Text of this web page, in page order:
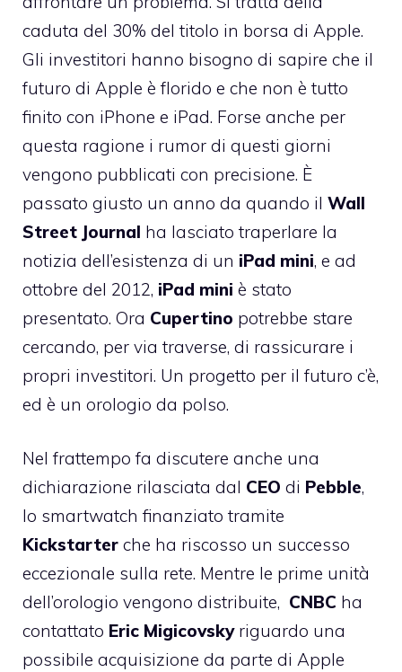
caduta del 30% del titolo in borsa di Apple.
Gli investitori hanno bisogno di sapire che il
futuro di Apple è florido e che non è tutto
finito con iPhone e iPad. Forse anche per
questa ragione i rumor di questi giorni
vengono pubblicati con precisione. È
passato giusto un anno da quando il Wall
Street Journal ha lasciato traperlare la
notizia dell’esistenza di un iPad mini, e ad
ottobre del 2012, iPad mini è stato
presentato. Ora Cupertino potrebbe stare
cercando, per via traverse, di rassicurare i
propri investitori. Un progetto per il futuro c’è,
ed è un orologio da polso.
Nel frattempo fa discutere anche una
dichiarazione rilasciata dal CEO di Pebble,
lo smartwatch finanziato tramite
Kickstarter che ha riscosso un successo
eccezionale sulla rete. Mentre le prime unità
dell’orologio vengono distribuite, CNBC ha
contattato Eric Migicovskyriguardo una
possibile acquisizione da parte di Apple